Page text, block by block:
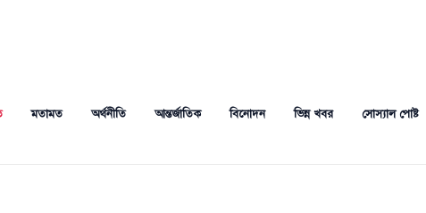
মতামত অর্থনীতি আন্তর্জাতিক বিনোদন ভিন্ন খবর সোস্যাল পোষ্ট